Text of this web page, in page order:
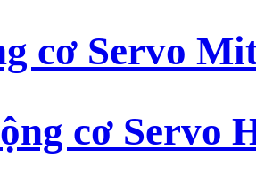
cơ Servo
cơ Servo